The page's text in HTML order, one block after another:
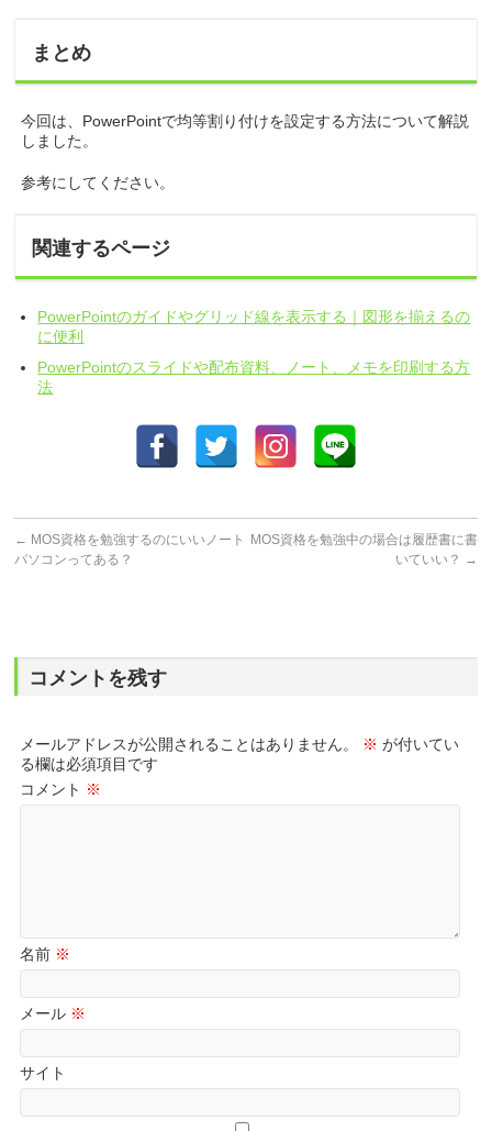
まとめ
今回は、PowerPointで均等割り付けを設定する方法について解説
しました。
参考にしてください。
関連するページ
PowerPointのガイドやグリッド線を表示する｜図形を揃えるの
に便利
PowerPointのスライドや配布資料、ノート、メモを印刷する方
法
← MOS資格を勉強するのにいいノート
パソコンってある？
MOS資格を勉強中の場合は履歴書に書
いていい？ →
コメントを残す
メールアドレスが公開されることはありません。 ※ が付いてい
る欄は必須項目です
コメント ※
名前 ※
メール ※
サイト